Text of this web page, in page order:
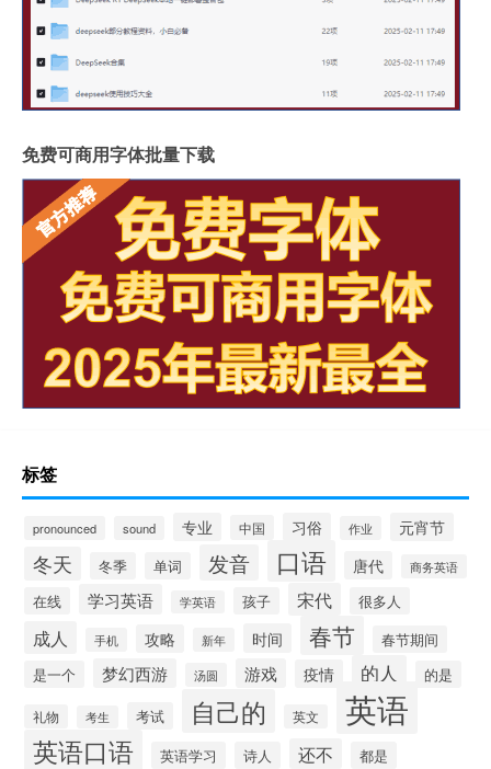
免费可商用字体批量下载
标签
pronounced sound 专业 中国 习俗 作业 元宵节
冬天 冬季 单词 发音 口语 唐代 商务英语
在线 学习英语 学英语 孩子 宋代 很多人
成人 手机 攻略 新年 时间 春节
春节期间
是一个
梦幻西游 汤圆 游戏 疫情 的人 的是
礼物 考生 考试 自己的 英文 英语
英语口语 英语学习 诗人 还不 都是